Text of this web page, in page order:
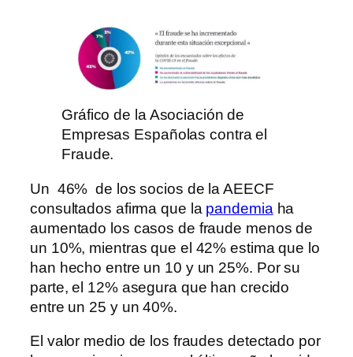
Gráfico de la Asociación de
Empresas Españolas contra el
Fraude.
Un 46% de los socios de la AEECF
consultados afirma que la pandemia ha
aumentado los casos de fraude menos de
un 10%, mientras que el 42% estima que lo
han hecho entre un 10 y un 25%. Por su
parte, el 12% asegura que han crecido
entre un 25 y un 40%.
El valor medio de los fraudes detectado por